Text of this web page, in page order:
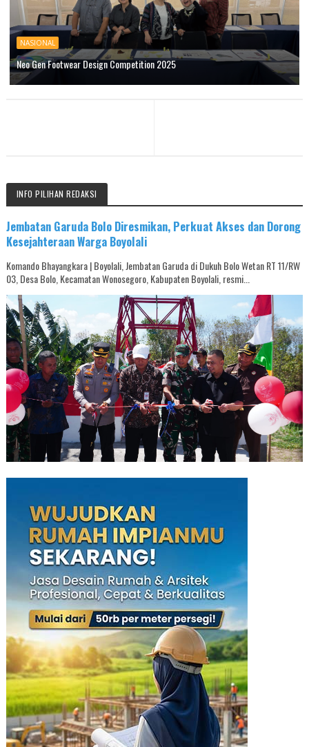
NASIONAL
Neo Gen Footwear Design Competition 2025
INFO PILIHAN REDAKSI
Jembatan Garuda Bolo Diresmikan, Perkuat Akses dan Dorong
Kesejahteraan Warga Boyolali
Komando Bhayangkara | Boyolali, Jembatan Garuda di Dukuh Bolo Wetan RT 11/RW
03, Desa Bolo, Kecamatan Wonosegoro, Kabupaten Boyolali, resmi...